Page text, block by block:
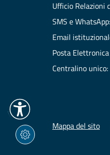
Ufficio Relazioni
SMS e
Email
Posta
Centralino
Mappa del sito